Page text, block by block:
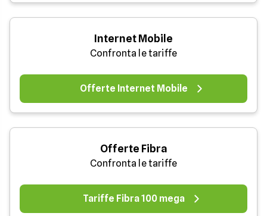
Internet Mobile
Confronta le tariffe
Offerte Internet Mobile
Offerte Fibra
Confronta le tariffe
Tariffe Fibra 100 mega